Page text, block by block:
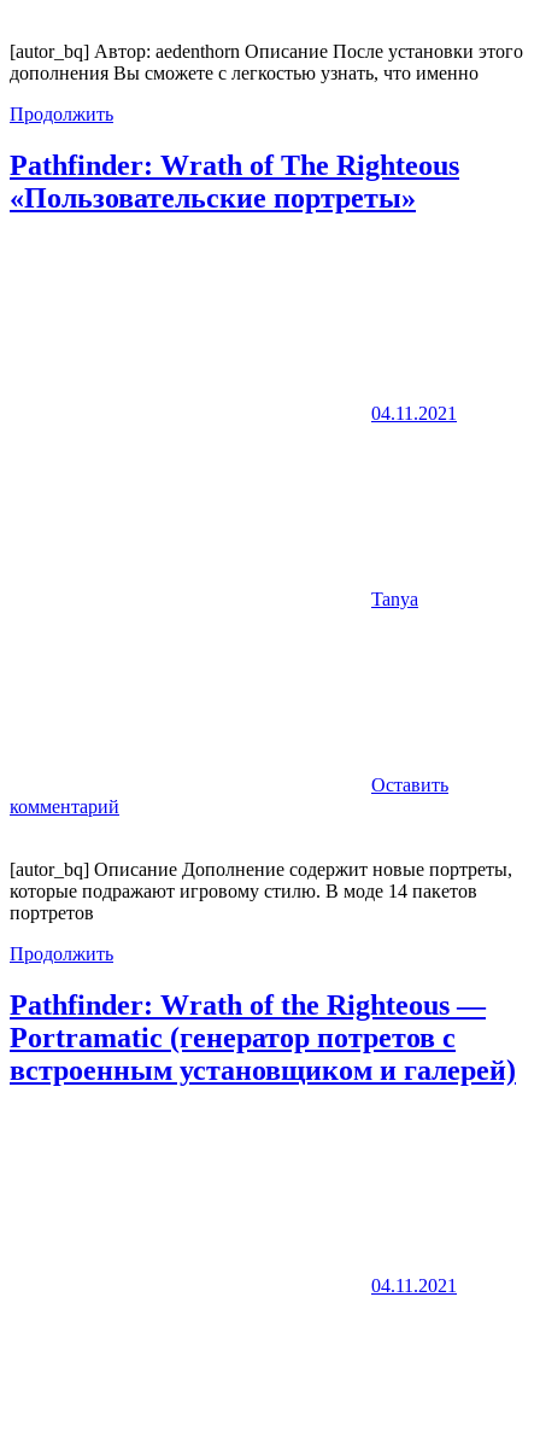
[autor_bq] Автор: aedenthorn Описание После установки этого
дополнения Вы сможете с легкостью узнать, что именно
Продолжить
Pathfinder: Wrath of The Righteous
«Пользовательские портреты»
04.11.2021
Tanya
Оставить
комментарий
[autor_bq] Описание Дополнение содержит новые портреты,
которые подражают игровому стилю. В моде 14 пакетов
портретов
Продолжить
Pathfinder: Wrath of the Righteous —
Portramatic (генератор потретов с
встроенным установщиком и галерей)
04.11.2021